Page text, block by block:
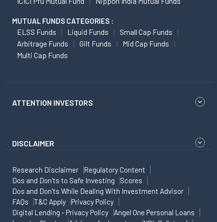
MUTUAL FUNDS CATEGORIES :
ELSS Funds Liquid Funds
Small Cap Funds
Arbitrage Funds
Gilt Funds
Mid Cap Funds
Multi Cap Funds
ATTENTION INVESTORS
DISCLAIMER
Research Disclaimer
Regulatory Content
Dos and Don'ts to Safe Investing
Scores
Dos and Don'ts While Dealing With Investment Advisor
FAQs
T&C Apply
Privacy Policy
Digital Lending - Privacy Policy
Angel One Personal Loans